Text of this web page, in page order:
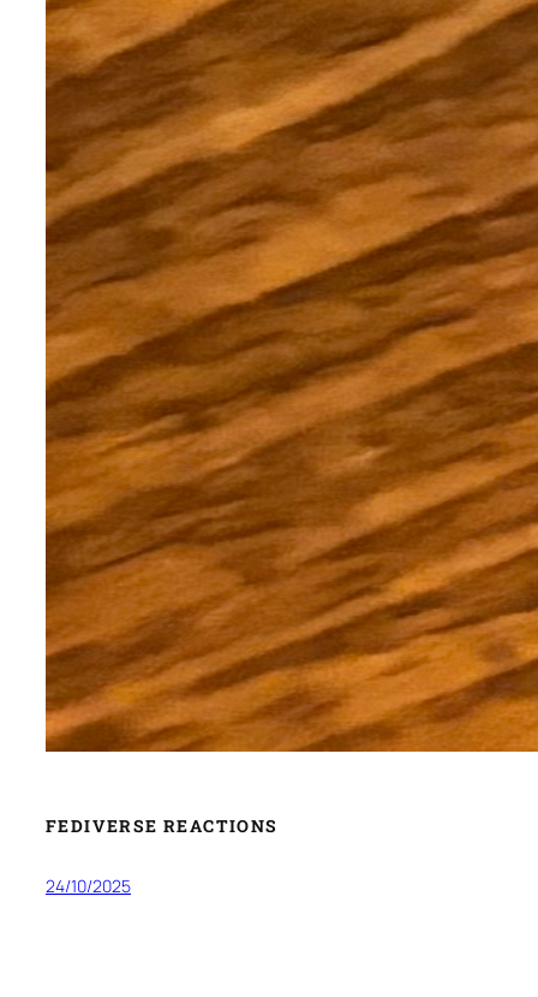
FEDIVERSE REACTIONS
24/10/2025